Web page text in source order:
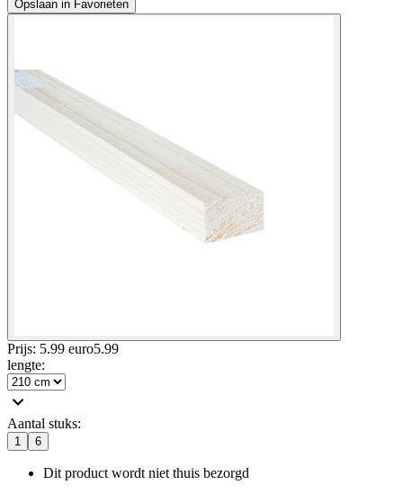
Opslaan in Favorieten
Prijs: 5.99 euro5.99
lengte:
Aantal stuks:
1 6
Dit product wordt niet thuis bezorgd